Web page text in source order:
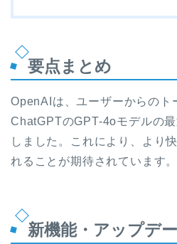
要点まとめ
OpenAIは、ユーザーからのト
ChatGPTのGPT-4oモデルの
しました。これにより、より
れることが期待されています。
新機能・アップデ